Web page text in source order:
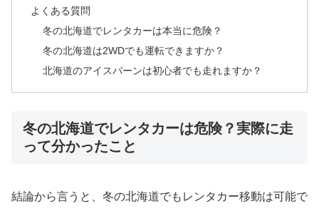
よくある質問
冬の北海道でレンタカーは本当に危険？
冬の北海道は2WDでも運転できますか？
北海道のアイスバーンは初心者でも走れますか？
冬の北海道でレンタカーは危険？実際に走
って分かったこと
結論から言うと、冬の北海道でもレンタカー移動は可能で